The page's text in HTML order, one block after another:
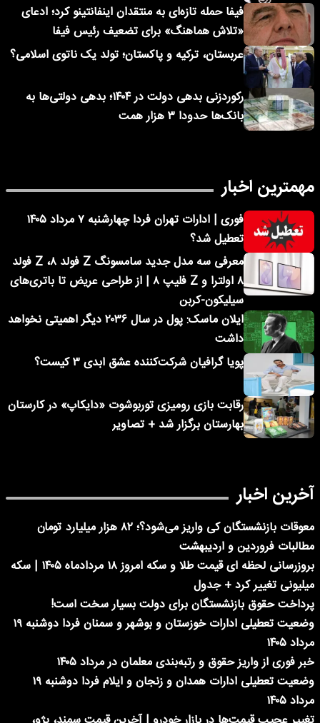
فیفا حمله تازه‌ای به منتقدان اینفانتینو کرد؛ ادعای
«تلاش هماهنگ» برای تضعیف رئیس فیفا
عربستان، ترکیه و پاکستان؛ تولد یک ناتوی اسلامی؟
رکوردزنی بدهی دولت در ۱۴۰۴؛ بدهی دولتی‌ها به
بانک‌ها حدودا ۳ هزار همت
مهمترین اخبار
فوری | ادارات تهران فردا چهارشنبه ۷ مرداد ۱۴۰۵
تعطیل شد؟
معرفی سه مدل جدید سامسونگ Z فولد ۸، Z فولد
۸ اولترا و Z فلیپ ۸ | از طراحی عریض تا باتری‌های
سیلیکون-کربن
ایلان ماسک: پول در سال ۲۰۳۶ دیگر اهمیتی نخواهد
داشت
پویا گرافیان شرکت‌کننده عشق ابدی ۳ کیست؟
رقابت بازی رومیزی توربوشوت «دایکاپ» در کارستان
بهارستان برگزار شد + تصاویر
آخرین اخبار
معوقات بازنشستگان کی واریز می‌شود؟؛ ۸۲ هزار میلیارد تومان
مطالبات فروردین و اردیبهشت
بروزرسانی لحظه ای قیمت طلا و سکه امروز ۱۸ مردادماه ۱۴۰۵ | سکه
میلیونی تغییر کرد + جدول
پرداخت حقوق بازنشستگان برای دولت بسیار سخت است!
وضعیت تعطیلی ادارات خوزستان و بوشهر و سمنان فردا دوشنبه ۱۹
مرداد ۱۴۰۵
خبر فوری از واریز حقوق و رتبه‌بندی معلمان در مرداد ۱۴۰۵
وضعیت تعطیلی ادارات همدان و زنجان و ایلام فردا دوشنبه ۱۹
مرداد ۱۴۰۵